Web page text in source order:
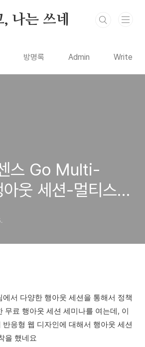
나는 쓰네
방명록 Admin Write
스 Go Multi-
웃 세션-멀티스크
서 다양한 행아웃 세션을 통해서 정책
무료 행아웃 세션 세미나를 여는데, 이
응형 웹 디자인에 대해서 행아웃 세션
을 했네요